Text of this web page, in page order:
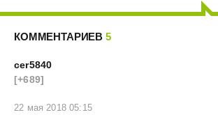
КОММЕНТАРИЕВ 5
cer5840
[+689]
22 мая 2018 05:15